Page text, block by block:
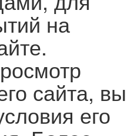
на
сайта, вы
его